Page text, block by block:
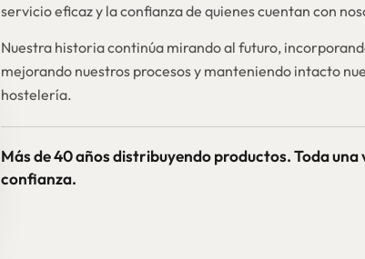
servicio eficaz y la confianza de quienes cuentan con
Nuestra historia continúa mirando al futuro,
mejorando nuestros procesos y manteniendo intacto
hostelería.
Más de 40 años distribuyendo productos. Toda
confianza.